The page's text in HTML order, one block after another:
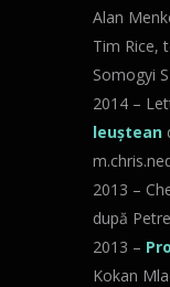
Alan
Tim Rice,
Somogyi
2014 –
leuștean
2013 –
după
2013 –
Kokan